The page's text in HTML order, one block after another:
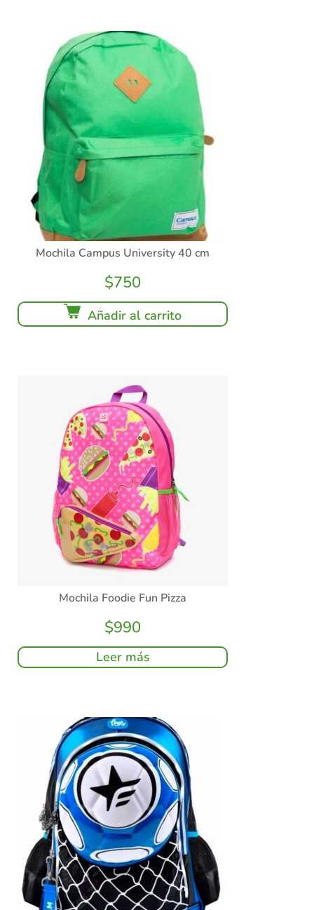
Mochila Campus University 40 cm
$750
Añadir al carrito
Mochila Foodie Fun Pizza
$990
Leer más